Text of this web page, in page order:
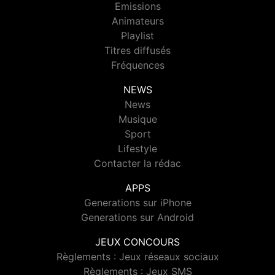
Emissions
Animateurs
Playlist
Titres diffusés
Fréquences
NEWS
News
Musique
Sport
Lifestyle
Contacter la rédac
APPS
Generations sur iPhone
Generations sur Android
JEUX CONCOURS
Règlements : Jeux réseaux sociaux
Règlements : Jeux SMS